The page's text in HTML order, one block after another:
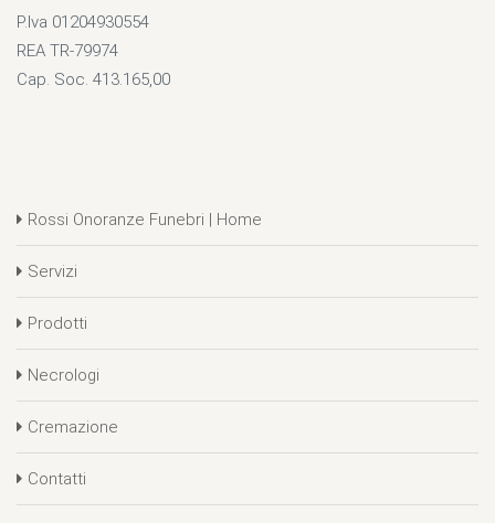
P.Iva 01204930554
REA TR-79974
Cap. Soc. 413.165,00
Rossi Onoranze Funebri | Home
Servizi
Prodotti
Necrologi
Cremazione
Contatti